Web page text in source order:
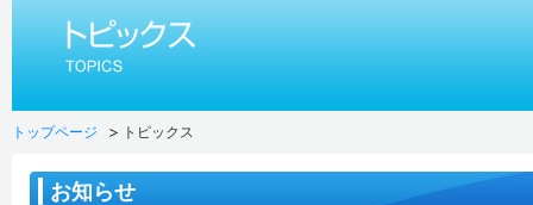
トップページ トピックス
お知らせ